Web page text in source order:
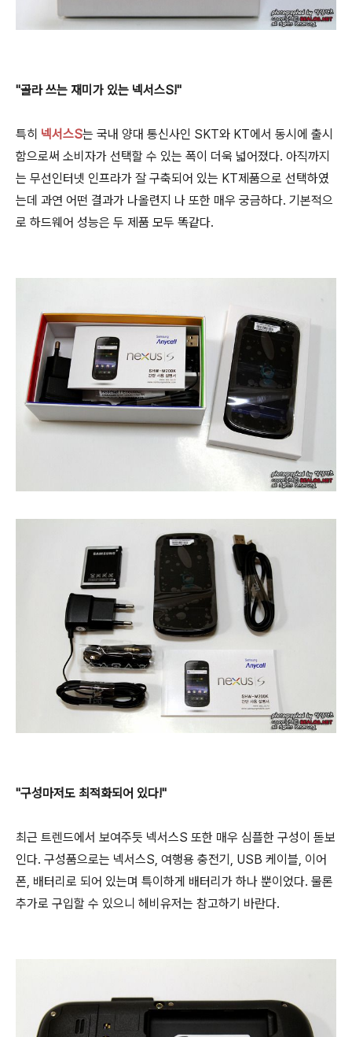
"골라 쓰는 재미가 있는 넥서스S!"
특히 넥서스S는 국내 양대 통신사인 SKT와 KT에서 동시에 출시
함으로써 소비자가 선택할 수 있는 폭이 더욱 넓어졌다. 아직까지
는 무선인터넷 인프라가 잘 구축되어 있는 KT제품으로 선택하였
는데 과연 어떤 결과가 나올련지 나 또한 매우 궁금하다. 기본적으
로 하드웨어 성능은 두 제품 모두 똑같다.
"구성마저도 최적화되어 있다!"
최근 트렌드에서 보여주듯 넥서스S 또한 매우 심플한 구성이 돋보
인다. 구성품으로는 넥서스S, 여행용 충전기, USB 케이블, 이어
폰, 배터리로 되어 있는며 특이하게 배터리가 하나 뿐이었다. 물론
추가로 구입할 수 있으니 헤비유저는 참고하기 바란다.